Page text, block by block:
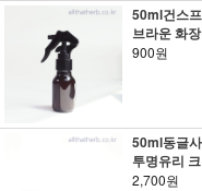
50ml건스
브라운 화
900원
50ml동글
투명유리
2,700원